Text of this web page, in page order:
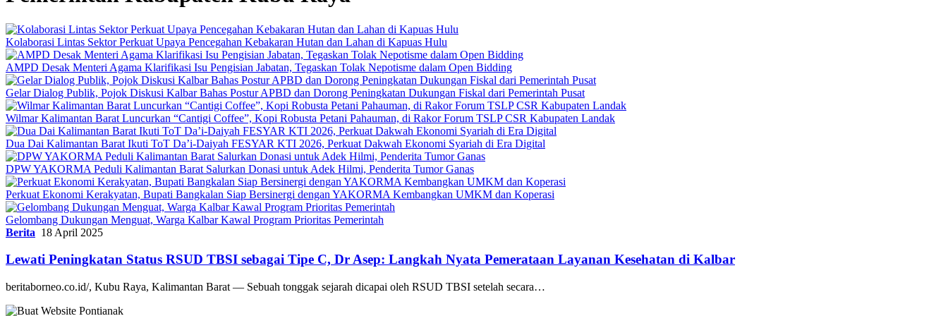
Kolaborasi Lintas Sektor Perkuat Upaya Pencegahan Kebakaran Hutan dan Lahan di Kapuas Hulu
AMPD Desak Menteri Agama Klarifikasi Isu Pengisian Jabatan, Tegaskan Tolak Nepotisme dalam Open Bidding
Gelar Dialog Publik, Pojok Diskusi Kalbar Bahas Postur APBD dan Dorong Peningkatan Dukungan Fiskal dari Pemerintah Pusat
Wilmar Kalimantan Barat Luncurkan “Cantigi Coffee”, Kopi Robusta Petani Pahauman, di Rakor Forum TSLP CSR Kabupaten Landak
Dua Dai Kalimantan Barat Ikuti ToT Da’i-Daiyah FESYAR KTI 2026, Perkuat Dakwah Ekonomi Syariah di Era Digital
DPW YAKORMA Peduli Kalimantan Barat Salurkan Donasi untuk Adek Hilmi, Penderita Tumor Ganas
Perkuat Ekonomi Kerakyatan, Bupati Bangkalan Siap Bersinergi dengan YAKORMA Kembangkan UMKM dan Koperasi
Gelombang Dukungan Menguat, Warga Kalbar Kawal Program Prioritas Pemerintah
Berita 18 April 2025
Lewati Peningkatan Status RSUD TBSI sebagai Tipe C, Dr Asep: Langkah Nyata Pemerataan Layanan Kesehatan di Kalbar
beritaborneo.co.id/, Kubu Raya, Kalimantan Barat — Sebuah tonggak sejarah dicapai oleh RSUD TBSI setelah secara…